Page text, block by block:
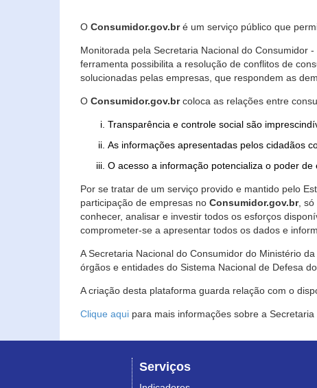
O Consumidor.gov.bré um serviço público que
Monitorada pela Secretaria Nacional do Consumidor
ferramenta possibilita a resolução de conflitos de
solucionadas pelas empresas, que respondem as
O Consumidor.gov.brcoloca as relações entre
Transparência e controle social são
As informações apresentadas pelos cidadãos
O acesso a informação potencializa o poder
Por se tratar de um serviço provido e mantido pelo
participação de empresas no Consumidor.gov.br, só
conhecer, analisar e investir todos os esforços
comprometer-se a apresentar todos os dados e
A Secretaria Nacional do Consumidor do Ministério
órgãos e entidades do Sistema Nacional de Defesa
A criação desta plataforma guarda relação com o
Clique aqui para mais informações sobre a Secretaria
Serviços